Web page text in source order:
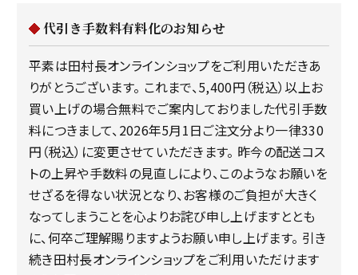
代引き手数料有料化のお知らせ
平素は田村長オンラインショップをご利用いただきあ
りがとうございます。 これまで、5,400円（税込）以上お
買い上げの場合無料でご案内しておりました代引手数
料につきまして、2026年5月1日ご注文分より一律330
円（税込）に変更させていただきます。 昨今の配送コス
トの上昇や手数料の見直しにより、このようなお願いを
せざるを得ない状況となり、お客様のご負担が大きく
なってしまうことを心よりお詫び申し上げますととも
に、何卒ご理解賜りますようお願い申し上げます。 引き
続き田村長オンラインショップをご利用いただけます